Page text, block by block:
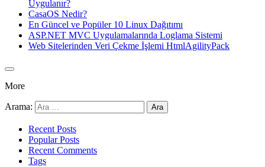
Uygulanır?
CasaOS Nedir?
En Güncel ve Popüler 10 Linux Dağıtımı
ASP.NET MVC Uygulamalarında Loglama Sistemi
Web Sitelerinden Veri Çekme İşlemi HtmlAgilityPack
More
Arama:
Recent Posts
Popular Posts
Recent Comments
Tags